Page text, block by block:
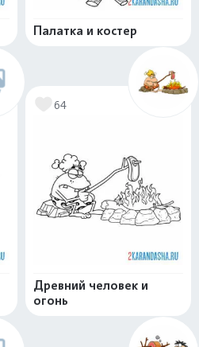
Палатка и костер
64
Древний человек и
огонь